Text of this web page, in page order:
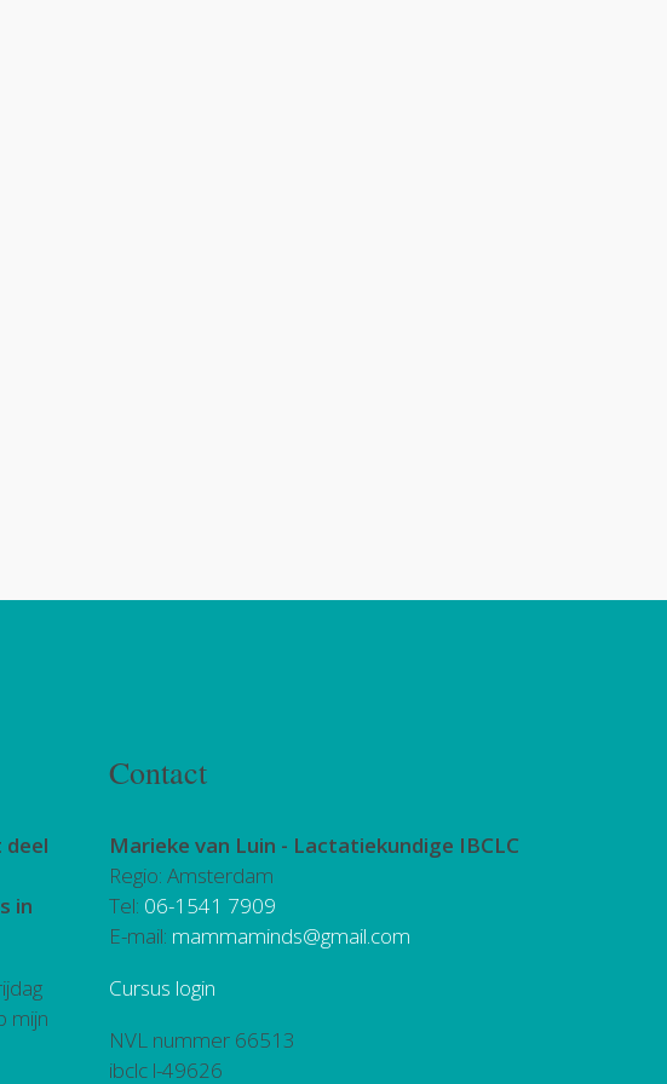
in
mijn
Contact
Marieke van Luin - Lactatiekundige IBCLC
Regio: Amsterdam
Tel: 06-1541 7909
E-mail: mammaminds@gmail.com
Cursus login
NVL nummer 66513
ibclc l-49626